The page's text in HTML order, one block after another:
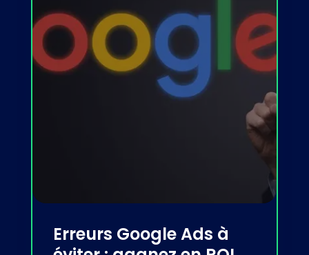
Erreurs Google Ads à